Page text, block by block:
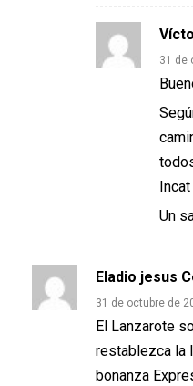
31 de
Un
Eladio jesus
31 de octubre de
El Lanzarote
restablezca la
bonanza